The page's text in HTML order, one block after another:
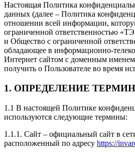
Настоящая Политика
данных (далее – Политика
отношении всей информации,
ограниченной ответственностью
и Общество с ограниченной
обладающее в информационно-
Интернет сайтом с доменным именем
получить о Пользователе во время
1. ОПРЕДЕЛЕНИЕ
1.1 В настоящей Политике
используются следующие термины:
1.1.1. Сайт – официальный сайт в
расположенный по адресу https://